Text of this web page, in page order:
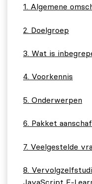
Algemene
Doelgroep
Wat is
Voorkennis
Onderwerpen
Pakket
Veelgestelde